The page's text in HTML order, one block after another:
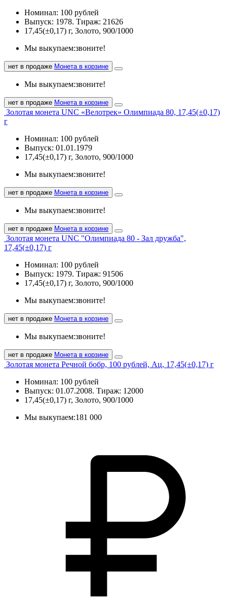
Номинал: 100 рублей
Выпуск: 1978. Тираж: 21626
17,45(±0,17) г, Золото, 900/1000
Мы выкупаем:звоните!
нет в продаже Монета в корзине
Мы выкупаем:звоните!
нет в продаже Монета в корзине
Золотая монета UNC «Велотрек» Олимпиада 80, 17,45(±0,17)
г
Номинал: 100 рублей
Выпуск: 01.01.1979
17,45(±0,17) г, Золото, 900/1000
Мы выкупаем:звоните!
нет в продаже Монета в корзине
Мы выкупаем:звоните!
нет в продаже Монета в корзине
Золотая монета UNC "Олимпиада 80 - Зал дружба",
17,45(±0,17) г
Номинал: 100 рублей
Выпуск: 1979. Тираж: 91506
17,45(±0,17) г, Золото, 900/1000
Мы выкупаем:звоните!
нет в продаже Монета в корзине
Мы выкупаем:звоните!
нет в продаже Монета в корзине
Золотая монета Речной бобр, 100 рублей, Ац, 17,45(±0,17) г
Номинал: 100 рублей
Выпуск: 01.07.2008. Тираж: 12000
17,45(±0,17) г, Золото, 900/1000
Мы выкупаем:181 000